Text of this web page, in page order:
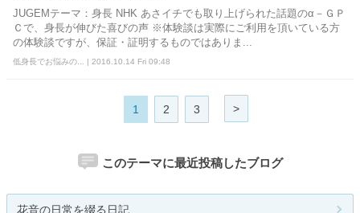
JUGEMテーマ：身長 NHK あさイチでも取り上げられた話題のα－ＧＰ
Ｃで、身長が伸びた喜びの声 ※体験談は実際にご利用を頂いている方
の体験談ですが、保証・証明するものではありま...
低身長でお悩みの... | 2016.10.14 Fri 09:48
1 2 3 >
このテーマに最近投稿したブログ
花音の日常を綴る日記